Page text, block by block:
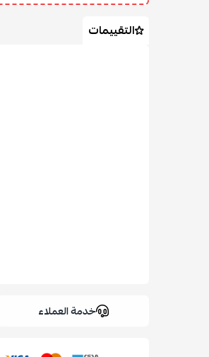
التقييمات
خدمة العملاء